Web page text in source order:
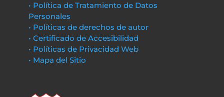
• Política de Tratamiento de Datos
Personales
• Políticas de derechos de autor
• Certificado de Accesibilidad
• Políticas de Privacidad Web
• Mapa del Sitio